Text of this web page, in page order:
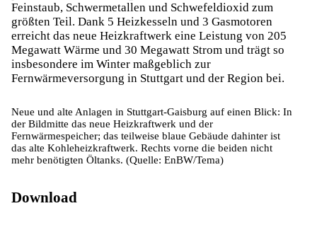
Feinstaub, Schwermetallen und Schwefeldioxid zum
größten Teil. Dank 5 Heizkesseln und 3 Gasmotoren
erreicht das neue Heizkraftwerk eine Leistung von 205
Megawatt Wärme und 30 Megawatt Strom und trägt so
insbesondere im Winter maßgeblich zur
Fernwärmeversorgung in Stuttgart und der Region bei.
Neue und alte Anlagen in Stuttgart-Gaisburg auf einen Blick: In
der Bildmitte das neue Heizkraftwerk und der
Fernwärmespeicher; das teilweise blaue Gebäude dahinter ist
das alte Kohleheizkraftwerk. Rechts vorne die beiden nicht
mehr benötigten Öltanks. (Quelle: EnBW/Tema)
Download